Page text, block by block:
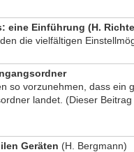
eine Einführung (H.
die vielfältigen
so vorzunehmen, dass ein
landet. (Dieser Beitrag
Geräten (H. Bergmann)